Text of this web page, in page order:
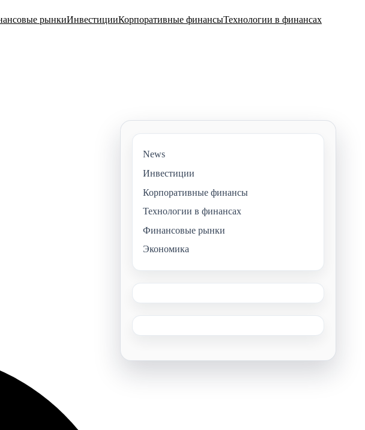
рынкиИнвестицииКорпоративные финансыТехнологии в финансах
News
Инвестиции
Корпоративные финансы
Технологии в финансах
Финансовые рынки
Экономика